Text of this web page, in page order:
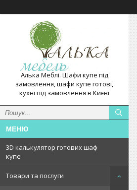
Алька Меблі. Шафи купе під
замовлення, шафи купе готові,
кухні під замовлення в Києві
3D калькулятор готових шаф
купе
Товари та послуги